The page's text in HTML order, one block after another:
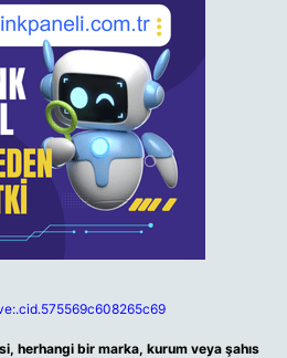
herhangi bir marka, kurum veya şahıs